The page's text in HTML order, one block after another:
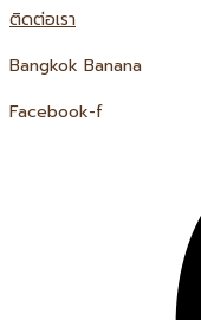
ติดต่อเรา
Bangkok Banana
Facebook-f